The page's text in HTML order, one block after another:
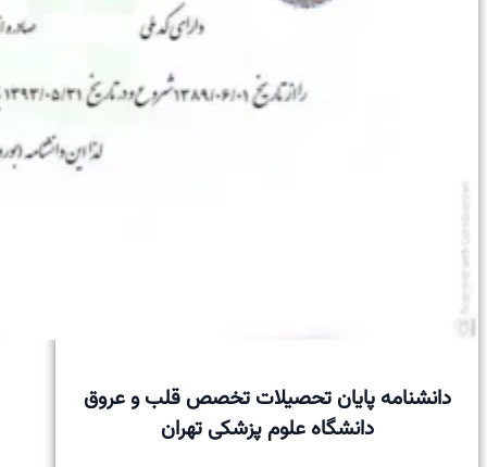
دانشنامه پایان تحصیلات تخصص قلب و عروق
دانشگاه علوم پزشکی تهران